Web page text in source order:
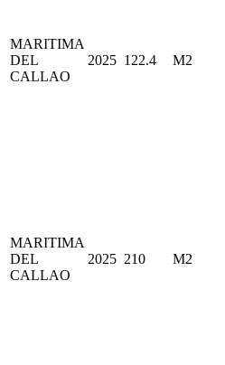
MARITIMA
DEL
CALLAO
2025 122.4 M2
MARITIMA
DEL
CALLAO
2025 210 M2